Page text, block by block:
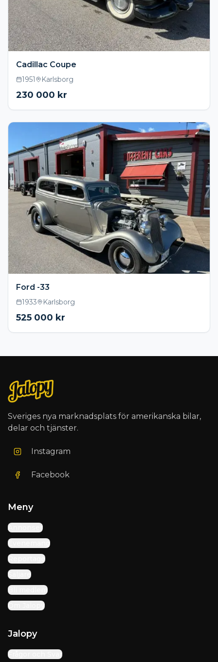
Cadillac Coupe
1951 Karlsborg
230 000 kr
Ford -33
1933 Karlsborg
525 000 kr
Sveriges nya marknadsplats för amerikanska bilar,
delar och tjänster.
Instagram
Facebook
Meny
Annonser
Evenemang
Reportage
Säljare
Bli medlem
Om Jalopy
Jalopy
Frågor och Svar